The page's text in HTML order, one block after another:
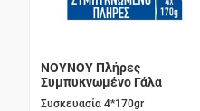
ΝΟΥΝΟΥ Πλήρες
Συμπυκνωμένο Γάλα
Συσκευασία 4*170gr